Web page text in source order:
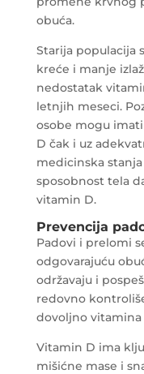
obuća.
Starija populacija
kreće i manje
nedostatak
letnjih meseci.
osobe mogu
D čak i uz
medicinska
sposobnost tela
vitamin D.
Prevencija
Padovi i prelomi
odgovarajuću
održavaju i
redovno
dovoljno vitamina
Vitamin D ima
mišićne mase i